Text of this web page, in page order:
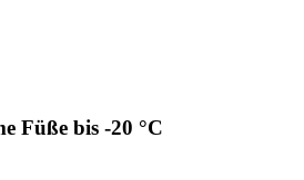
Füße bis -20 °C